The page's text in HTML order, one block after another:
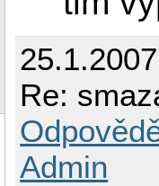
Re:
Admin